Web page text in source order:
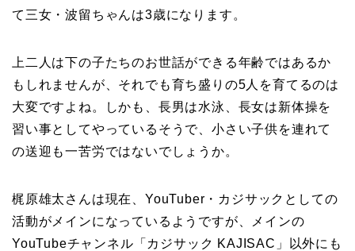
て三女・波留ちゃんは3歳になります。
上二人は下の子たちのお世話ができる年齢ではあるか
もしれませんが、それでも育ち盛りの5人を育てるのは
大変ですよね。しかも、長男は水泳、長女は新体操を
習い事としてやっているそうで、小さい子供を連れて
の送迎も一苦労ではないでしょうか。
梶原雄太さんは現在、YouTuber・カジサックとしての
活動がメインになっているようですが、メインの
YouTubeチャンネル「カジサック KAJISAC」以外にも